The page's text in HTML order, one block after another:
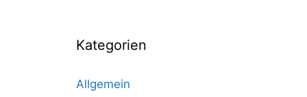
Kategorien
Allgemein